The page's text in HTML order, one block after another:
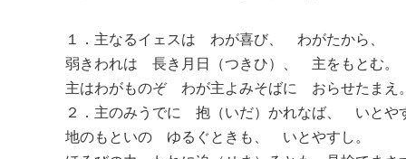
１．主なるイェスは わが喜び、 わがたから、
弱きわれは 長き月日（つきひ）、 主をもとむ。
主はわがものぞ わが主よみそばに おらせたまえ
２．主のみうでに 抱（いだ）かれなば、 いとや
地のもといの ゆるぐときも、 いとやすし。